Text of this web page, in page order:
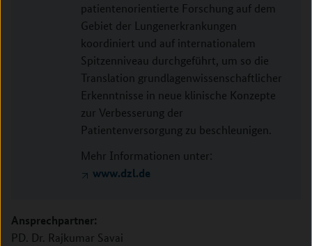
patientenorientierte Forschung auf dem
Gebiet der Lungenerkrankungen
koordiniert und auf internationalem
Spitzenniveau durchgeführt, um so die
Translation grundlagenwissenschaftlicher
Erkenntnisse in neue klinische Konzepte
zur Verbesserung der
Patientenversorgung zu beschleunigen.
Mehr Informationen unter:
www.dzl.de
Ansprechpartner:
PD. Dr. Rajkumar Savai